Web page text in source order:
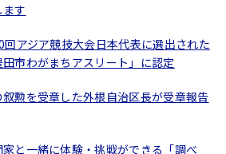
す
アジア競技大会日本代表に選出された
市わがまちアスリート」に認定
勲を受章した外根自治区長が受章報告
と一緒に体験・挑戦ができる「調べ